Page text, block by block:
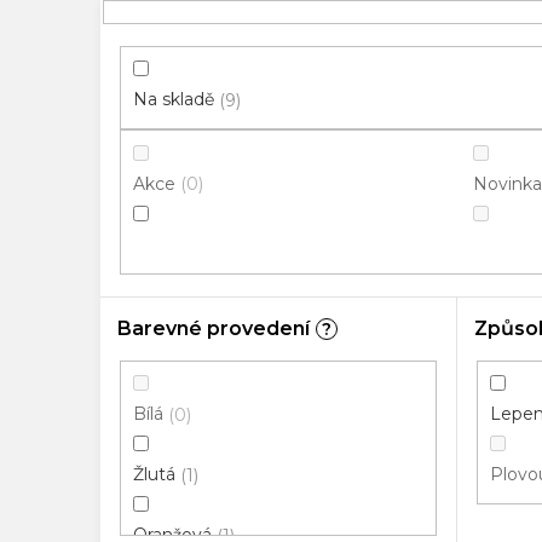
Na skladě 9
Akce 0 Novinka
Barevné provedení ?
Bílá 0
Žlutá 1
Oranžová 1
i
t